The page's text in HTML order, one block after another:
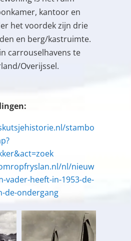
kantoor en
het voordek zijn drie
en berg/kastruimte.
carrouselhavens te
Overijssel.
stambo
nl/nieuw
vader-heeft-in-1953-de-
de-ondergang